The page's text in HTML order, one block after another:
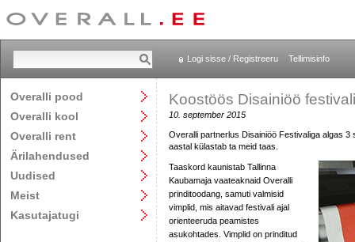
Logi sisse / Registreeru Tellimisinfo
Overalli pood
Overalli kool
Overalli rent
Ärilahendused
Uudised
Meist
Kasutajatugi
Koostöös Disainiöö
10. september 2015
Overalli partnerlus Disainiöö Festivaliga algas 3
aastal külastab ta meid taas.
Taaskord kaunistab Tallinna
Kaubamaja vaateaknaid Overalli
prinditoodang, samuti valmisid
vimplid, mis aitavad festivali ajal
orienteeruda peamistes
asukohtades. Vimplid on prinditud